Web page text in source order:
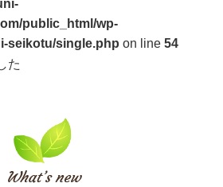
public_html/wp-
seikotu/single.php on line 54
た